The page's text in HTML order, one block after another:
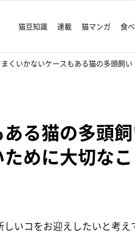
猫豆知識 連載 猫マンガ 食
まくいかないケースもある猫の多頭飼
ある猫の多頭
ために大切な
いコをお迎えしたいと考え